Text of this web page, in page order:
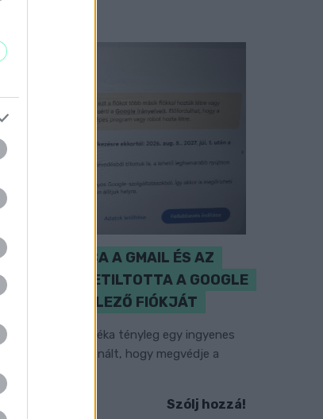
HARCA A GMAIL ÉS AZ
ELLEN - LETILTOTTA A GOOGLE
LEVELEZŐ FIÓKJÁT
A Fidesz maradéka tényleg egy ingyenes
használt, hogy megvédje a
Szólj hozzá!